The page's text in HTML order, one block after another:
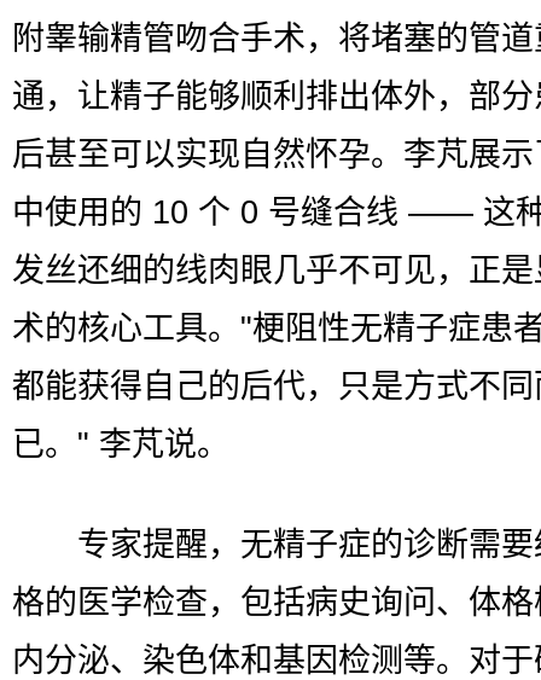
附睾输精管吻合手术，将堵塞的管
通，让精子能够顺利排出体外，部
后甚至可以实现自然怀孕。李芃展
中使用的 10 个 0 号缝合线 —— 这
发丝还细的线肉眼几乎不可见，正
术的核心工具。"梗阻性无精子症患
都能获得自己的后代，只是方式不同
已。" 李芃说。
专家提醒，无精子症的诊断需要
格的医学检查，包括病史询问、体
内分泌、染色体和基因检测等。对